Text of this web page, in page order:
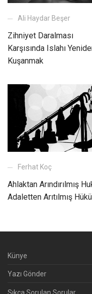
Ali Haydar Beşer
Zihniyet Daralması
Karşısında Islahı
Kuşanmak
Ferhat Koç
Ahlaktan Arındırılmış
Adaletten Arıtılmış
Künye
Yazı Gönder
Sıkça Sorulan Sorular